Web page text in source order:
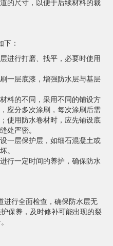
的尺寸，以便于后续材料的裁
：
进行打磨、找平，必要时使用
一层底漆，增强防水层与基层
料的不同，采用不同的铺设方
应分多次涂刷，每次涂刷后需
使用防水卷材时，应先铺设底
处严密。
一层保护层，如细石混凝土或
。
行一定时间的养护，确保防水
进行全面检查，确保防水层无
保养，及时修补可能出现的裂